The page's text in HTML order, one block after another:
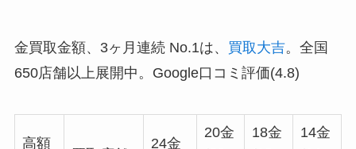
金買取金額、3ヶ月連続 No.1は、 買取大吉。全国
650店舗以上展開中。Google口コミ評価(4.8)
高額
24金
20金
18金
14金